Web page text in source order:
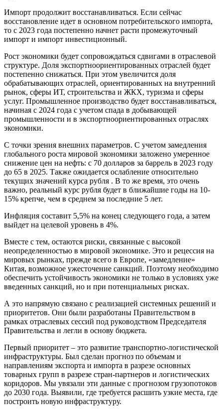
Импорт продолжит восстанавливаться. Если сейчас
восстановление идет в основном потребительского импорта,
то с 2023 года постепенно начнет расти промежуточный
импорт и импорт инвестиционный.
Рост экономики будет сопровождаться сдвигами в отраслевой
структуре. Доля экспортноориентированных отраслей будет
постепенно снижаться. При этом увеличится доля
обрабатывающих отраслей, ориентированных на внутренний
рынок, сферы ИТ, строительства и ЖКХ, туризма и сферы
услуг. Промышленное производство будет восстанавливаться,
начиная с 2024 года с учетом спада в добывающей
промышленности и в экспортноориентированных отраслях
экономики.
С точки зрения внешних параметров. С учетом замедления
глобального роста мировой экономики заложено умеренное
снижение цен на нефть: с 70 долларов за баррель в 2023 году
до 65 в 2025. Также ожидается ослабление относительно
текущих значений курса рубля . В то же время, это очень
важно, реальный курс рубля будет в ближайшие годы на 10-
15% крепче, чем в среднем за последние 5 лет.
Инфляция составит 5,5% на конец следующего года, а затем
выйдет на целевой уровень в 4%.
Вместе с тем, остаются риски, связанные с высокой
неопределенностью в мировой экономике. Это и рецессия на
мировых рынках, прежде всего в Европе, «замедление»
Китая, возможное ужесточение санкций. Поэтому необходимо
обеспечить устойчивость экономики не только в условиях уже
введенных санкций, но и при потенциальных рисках.
А это напрямую связано с реализацией системных решений и
приоритетов. Они были разработаны Правительством в
рамках отраслевых сессий под руководством Председателя
Правительства и легли в основу бюджета.
Первый приоритет – это развитие транспортно-логистической
инфраструктуры. Был сделан прогноз по объемам и
направлениям экспорта и импорта в разрезе основных
товарных групп в разрезе стран-партнеров и логистических
коридоров. Мы увязали эти данные с прогнозом грузопотоков
до 2030 года. Выявили, где требуется расшить узкие места, где
построить новую инфраструктуру.